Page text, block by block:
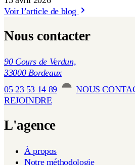
Voir l’article de blog
Nous contacter
90 Cours de Verdun,
33000 Bordeaux
05 23 53 14 89
NOUS
REJOINDRE
L'agence
À propos
Notre méthodologie